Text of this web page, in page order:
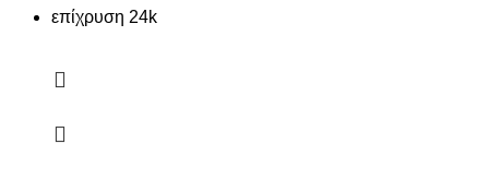
επίχρυση 24k